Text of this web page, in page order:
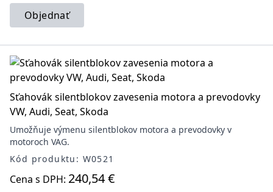
Objednať
Sťahovák silentblokov zavesenia motora a prevodovky
VW, Audi, Seat, Skoda
Umožňuje výmenu silentblokov motora a prevodovky v
motoroch VAG.
Kód produktu: W0521
Cena s DPH: 240,54 €